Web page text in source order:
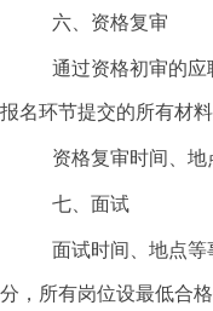
六、资格复审
通过资格初审的
报名环节提交的所有材
资格复审时间、
七、面试
面试时间、地点
分，所有岗位设最低合